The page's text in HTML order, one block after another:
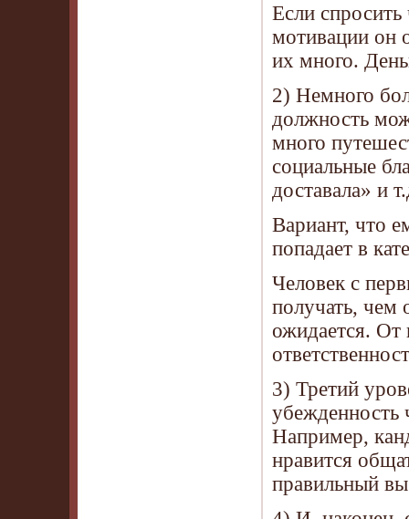
Если
мотивации он
их много.
2) Немного
должность
много
социальные
доставала» и
Вариант, что
попадает в
Человек с
получать, чем
ожидается. От
3) Третий
убежденность
Например,
нравится
правильный